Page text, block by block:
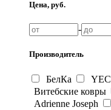
Цена, руб.
-
Производитель
БелКа YEC
Витебские ковры
Adrienne Joseph